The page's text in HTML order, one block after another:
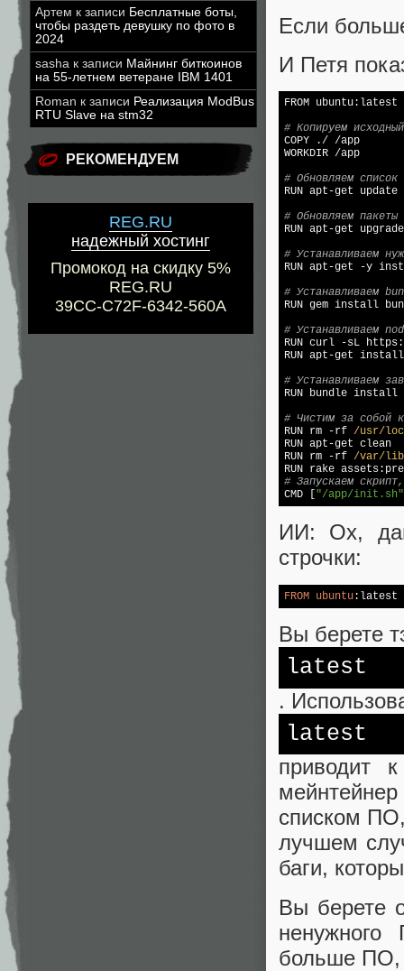
Артем к записи Бесплатные боты,
чтобы раздеть девушку по фото в
2024
sasha к записи Майнинг биткоинов
на 55-летнем ветеране IBM 1401
Roman к записи Реализация ModBus
RTU Slave на stm32
РЕКОМЕНДУЕМ
REG.RU
надежный хостинг
Промокод на скидку 5%
REG.RU
39CC-C72F-6342-560A
Если
И Петя
FROM ubuntu:latest
# Копируем
COPY ./ /app
WORKDIR /app
# Обновляем список
RUN apt-get update
# Обновляем пакеты
RUN apt-get upgrade
# Устанавливаем
RUN apt-get -y
# Устанавливаем
RUN gem install
# Устанавливаем
RUN curl -sL https:
RUN apt-get
# Устанавливаем
RUN bundle
# Чистим за собой
RUN rm -rf /usr/
RUN apt-get clean
RUN rm -rf /var/
# Запускаем
CMD [ "/app/init.sh"
ИИ: Ох,
строчки:
FROM ubuntu:latest
Вы берете
latest
.
latest
приводит
списком
лучшем
баги,
Вы берете
больше ПО,